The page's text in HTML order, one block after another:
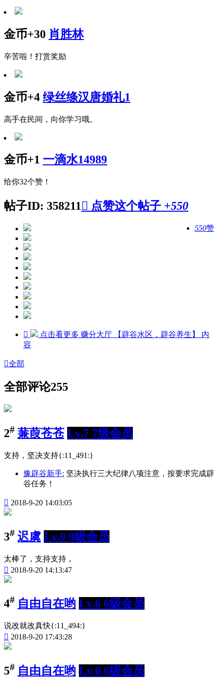
金币+30 肖胜林
辛苦啦！打赏奖励
金币+4 绿丝绦汉唐婚礼1
高手在民间，向你学习哦。
金币+1 一滴水14989
给你32个赞！
帖子ID: 358211 点赞这个帖子 +550
550赞
 点击看更多 赚分大厅 【辟谷水区，辟谷养生】
内
容
全部
全部评论255
2# 蒹葭苍苍 Lv.7 7级会员
支持，坚决支持{:11_491:}
豫辟谷新手: 坚决执行三大纪律八项注意，按要求完成辟
谷任务！
 2018-9-20 14:03:05
3# 迟虞 Lv.9 9级会员
太棒了，支持支持，
 2018-9-20 14:13:47
4# 自由自在哟 Lv.6 6级会员
说改就改真快{:11_494:}
 2018-9-20 17:43:28
5# 自由自在哟 Lv.6 6级会员